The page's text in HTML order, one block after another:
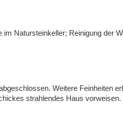
Natursteinkeller; Reinigung der
Weitere Feinheiten
strahlendes Haus vorweisen.